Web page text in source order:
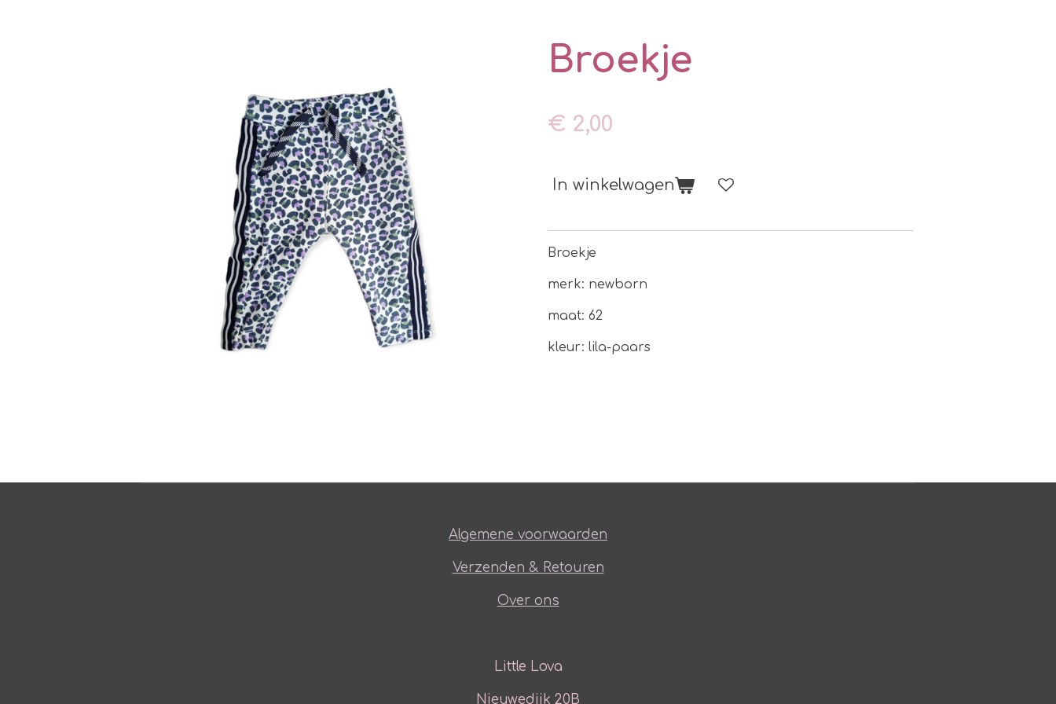
Broekje
€ 2,00
In winkelwagen
Broekje
merk: newborn
maat: 62
kleur: lila-paars
Algemene voorwaarden
Verzenden & Retouren
Over ons
Little Lova
Nieuwedijk 20B